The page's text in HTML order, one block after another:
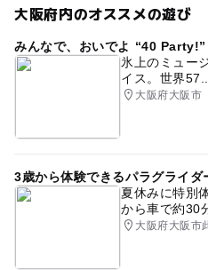
応募方法
このイベントの受付は終了
予約ページ
タグ
駅近く 大阪府 大阪市
学習イベント #無料
大阪府内のオススメの遊び
みんなで、おいでよ “40 Party!”
氷上のミュー
イス。世界57...
大阪府大阪市
3歳から体験できるパラグライダ
夏休みに特別
から車で約30
大阪府大阪市